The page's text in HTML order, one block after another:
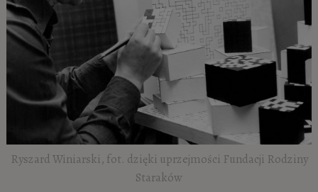
Ryszard Winiarski, fot. dzięki uprzejmości Fundacji Rodziny
Staraków